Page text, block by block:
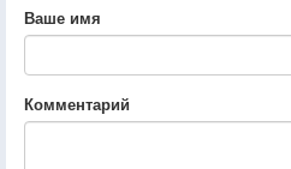
Ваше имя
Комментарий